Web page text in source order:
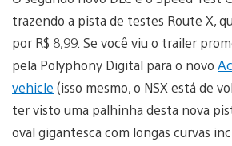
trazendo a pista de testes Route X,
por R$ 8,99. Se você viu o trailer
pela Polyphony Digital para o novo
vehicle (isso mesmo, o NSX está de
ter visto uma palhinha desta nova
oval gigantesca com longas curvas